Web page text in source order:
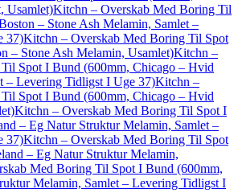
Usamlet)Kitchn – Overskab Med Boring Til
– Stone Ash Melamin, Samlet –
37)Kitchn – Overskab Med Boring Til Spot
– Stone Ash Melamin, Usamlet)Kitchn –
Spot I Bund (600mm, Chicago – Hvid
– Levering Tidligst I Uge 37)Kitchn –
Spot I Bund (600mm, Chicago – Hvid
Kitchn – Overskab Med Boring Til Spot I
– Eg Natur Struktur Melamin, Samlet –
37)Kitchn – Overskab Med Boring Til Spot
– Eg Natur Struktur Melamin,
Med Boring Til Spot I Bund (600mm,
Melamin, Samlet – Levering Tidligst I